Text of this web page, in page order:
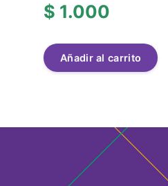
$ 1.000
Añadir al carrito